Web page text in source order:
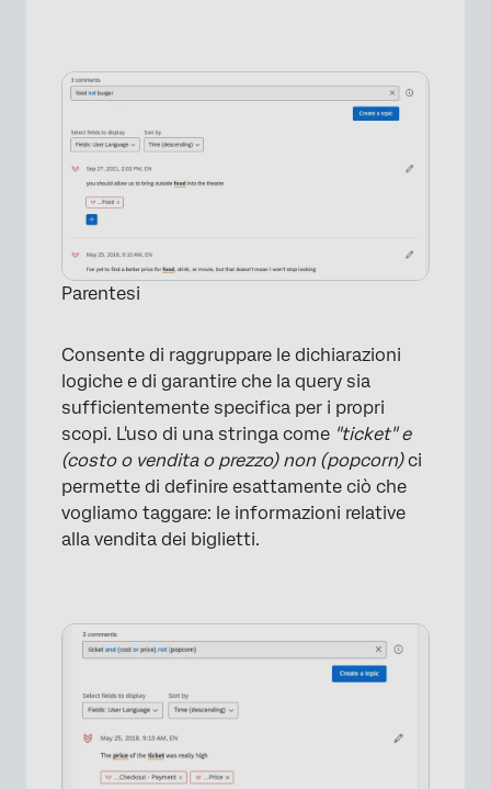
×
Parentesi
Consente di raggruppare le dichiarazioni
logiche e di garantire che la query sia
sufficientemente specifica per i propri
scopi. L'uso di una stringa come "ticket" e
(costo o vendita o prezzo) non (popcorn)ci
permette di definire esattamente ciò che
vogliamo taggare: le informazioni relative
alla vendita dei biglietti.